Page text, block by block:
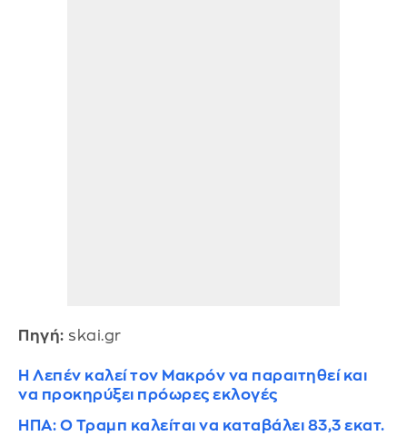
Πηγή: skai.gr
Η Λεπέν καλεί τον Μακρόν να παραιτηθεί και
να προκηρύξει πρόωρες εκλογές
ΗΠΑ: Ο Τραμπ καλείται να καταβάλει 83,3 εκατ.